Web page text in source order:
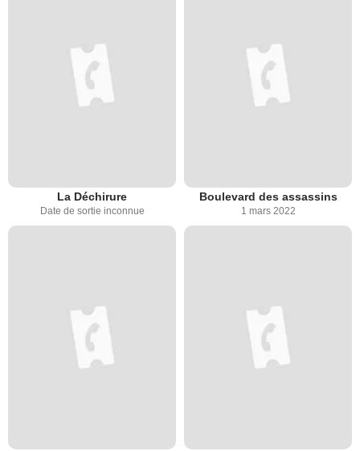
La Déchirure
Date de sortie inconnue
Boulevard des assassins
1 mars 2022